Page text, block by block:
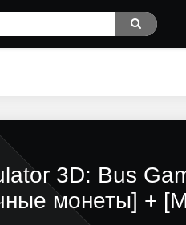
3D: Bus
монеты] +